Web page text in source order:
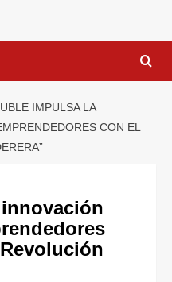
IMPULSA LA
CON EL